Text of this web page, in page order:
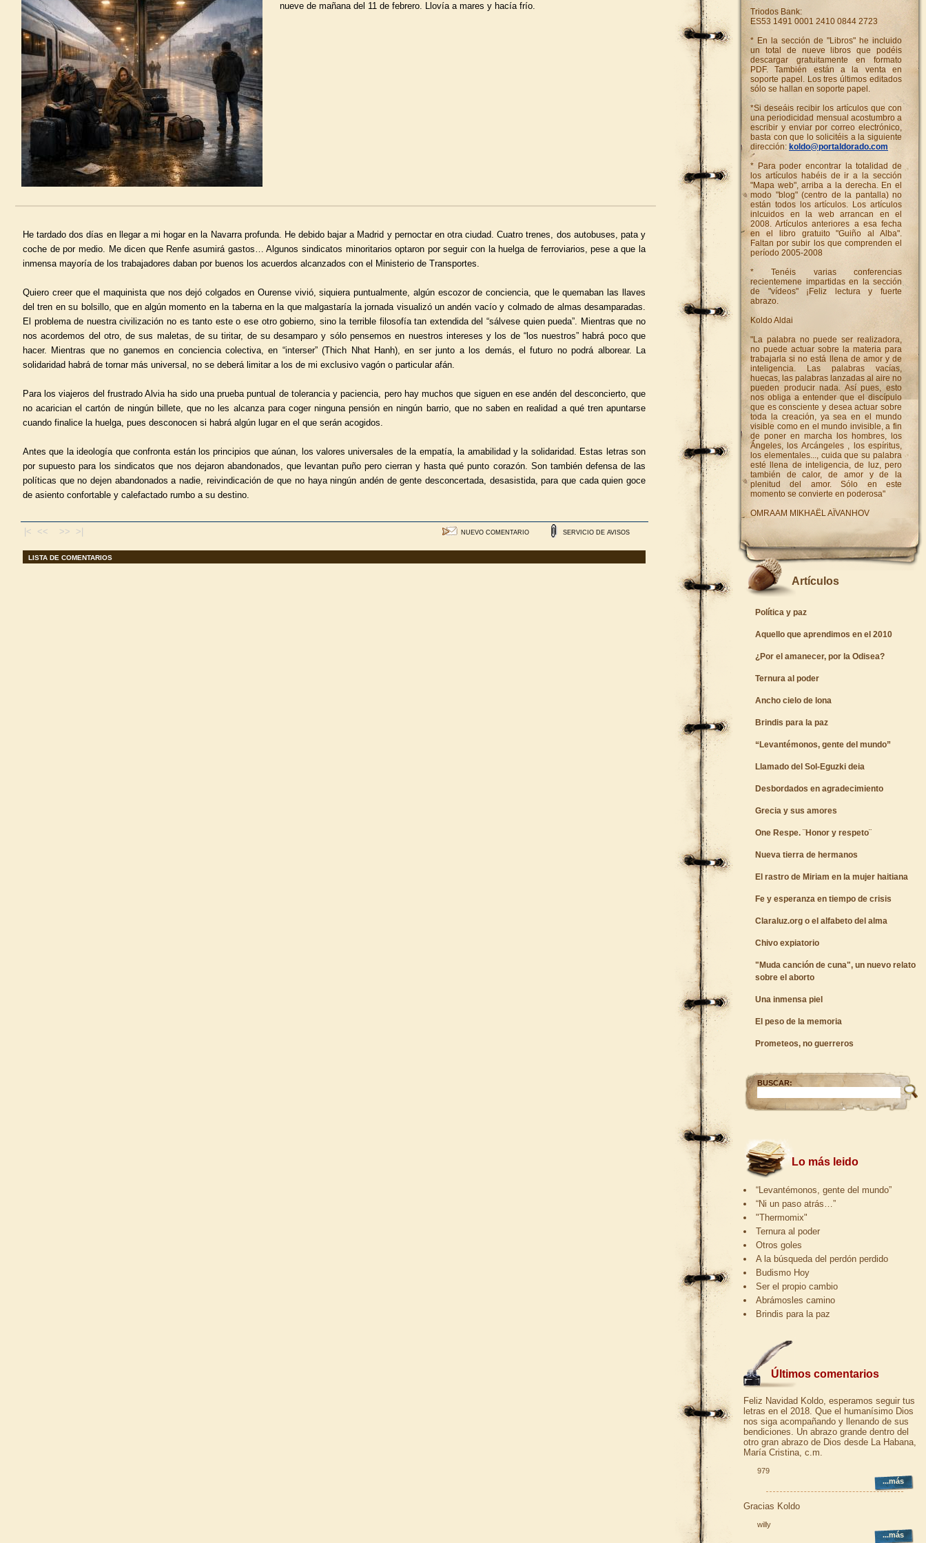
Triodos Bank:
ES53 1491 0001 2410 0844 2723
* En la sección de "Libros" he incluido
un total de nueve libros que podéis
descargar gratuitamente en formato
PDF. También están a la venta en
soporte papel. Los tres últimos editados
sólo se hallan en soporte papel.
*Si deseáis recibir los artículos que con
una periodicidad mensual acostumbro a
escribir y enviar por correo electrónico,
basta con que lo solicitéis a la siguiente
dirección: koldo@portaldorado.com
* Para poder encontrar la totalidad de
los artículos habéis de ir a la sección
"Mapa web", arriba a la derecha. En el
modo "blog" (centro de la pantalla) no
están todos los artículos. Los artículos
inlcuidos en la web arrancan en el
2008. Artículos anteriores a esa fecha
en el libro gratuito "Guiño al Alba".
Faltan por subir los que comprenden el
período 2005-2008
* Tenéis varias conferencias
recientemene impartidas en la sección
de "vídeos" ¡Feliz lectura y fuerte
abrazo.
Koldo Aldai
"La palabra no puede ser realizadora,
no puede actuar sobre la materia para
trabajarla si no está llena de amor y de
inteligencia. Las palabras vacías,
huecas, las palabras lanzadas al aire no
pueden producir nada. Así pues, esto
nos obliga a entender que el discípulo
que es consciente y desea actuar sobre
toda la creación, ya sea en el mundo
visible como en el mundo invisible, a fin
de poner en marcha los hombres, los
Ángeles, los Arcángeles , los espíritus,
los elementales..., cuida que su palabra
esté llena de inteligencia, de luz, pero
también de calor, de amor y de la
plenitud del amor. Sólo en este
momento se convierte en poderosa"
OMRAAM MIKHAËL AÏVANHOV
Artículos
Política y paz
Aquello que aprendimos en el 2010
¿Por el amanecer, por la Odisea?
Ternura al poder
Ancho cielo de lona
Brindis para la paz
“Levantémonos, gente del mundo”
Llamado del Sol-Eguzki deia
Desbordados en agradecimiento
Grecia y sus amores
One Respe. ¨Honor y respeto¨
Nueva tierra de hermanos
El rastro de Miriam en la mujer haitiana
Fe y esperanza en tiempo de crisis
Claraluz.org o el alfabeto del alma
Chivo expiatorio
"Muda canción de cuna", un nuevo relato
sobre el aborto
Una inmensa piel
El peso de la memoria
Prometeos, no guerreros
BUSCAR:
Lo más leido
“Levantémonos, gente del mundo”
“Ni un paso atrás…”
"Thermomix"
Ternura al poder
Otros goles
A la búsqueda del perdón perdido
Budismo Hoy
Ser el propio cambio
Abrámosles camino
Brindis para la paz
Últimos comentarios
Feliz Navidad Koldo, esperamos seguir tus
letras en el 2018. Que el humanísimo Dios
nos siga acompañando y llenando de sus
bendiciones. Un abrazo grande dentro del
otro gran abrazo de Dios desde La Habana,
María Cristina, c.m.
979
...más
Gracias Koldo
willy
...más
nueve de mañana del 11 de febrero. Llovía a mares y hacía frío.
He tardado dos días en llegar a mi hogar en la Navarra profunda. He debido bajar a Madrid y pernoctar en otra ciudad. Cuatro trenes, dos autobuses, pata y
coche de por medio. Me dicen que Renfe asumirá gastos… Algunos sindicatos minoritarios optaron por seguir con la huelga de ferroviarios, pese a que la
inmensa mayoría de los trabajadores daban por buenos los acuerdos alcanzados con el Ministerio de Transportes.
Quiero creer que el maquinista que nos dejó colgados en Ourense vivió, siquiera puntualmente, algún escozor de conciencia, que le quemaban las llaves
del tren en su bolsillo, que en algún momento en la taberna en la que malgastaría la jornada visualizó un andén vacío y colmado de almas desamparadas.
El problema de nuestra civilización no es tanto este o ese otro gobierno, sino la terrible filosofía tan extendida del “sálvese quien pueda”. Mientras que no
nos acordemos del otro, de sus maletas, de su tiritar, de su desamparo y sólo pensemos en nuestros intereses y los de “los nuestros” habrá poco que
hacer. Mientras que no ganemos en conciencia colectiva, en “interser” (Thich Nhat Hanh), en ser junto a los demás, el futuro no podrá alborear. La
solidaridad habrá de tornar más universal, no se deberá limitar a los de mi exclusivo vagón o particular afán.
Para los viajeros del frustrado Alvia ha sido una prueba puntual de tolerancia y paciencia, pero hay muchos que siguen en ese andén del desconcierto, que
no acarician el cartón de ningún billete, que no les alcanza para coger ninguna pensión en ningún barrio, que no saben en realidad a qué tren apuntarse
cuando finalice la huelga, pues desconocen si habrá algún lugar en el que serán acogidos.
Antes que la ideología que confronta están los principios que aúnan, los valores universales de la empatía, la amabilidad y la solidaridad. Estas letras son
por supuesto para los sindicatos que nos dejaron abandonados, que levantan puño pero cierran y hasta qué punto corazón. Son también defensa de las
políticas que no dejen abandonados a nadie, reivindicación de que no haya ningún andén de gente desconcertada, desasistida, para que cada quien goce
de asiento confortable y calefactado rumbo a su destino.
|< << >> >| NUEVO COMENTARIO SERVICIO DE AVISOS
LISTA DE COMENTARIOS